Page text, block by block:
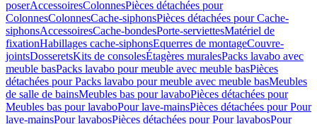
poserAccessoiresColonnesPièces détachées pour
ColonnesColonnesCache-siphonsPièces détachées pour Cache-
siphonsAccessoiresCache-bondesPorte-serviettesMatériel de
fixationHabillages cache-siphonsEquerres de montageCouvre-
jointsDosseretsKits de consolesÉtagères muralesPacks lavabo avec
meuble basPacks lavabo pour meuble avec meuble basPièces
détachées pour Packs lavabo pour meuble avec meuble basMeubles
de salle de bainsMeubles bas pour lavaboPièces détachées pour
Meubles bas pour lavaboPour lave-mainsPièces détachées pour Pour
lave-mainsPour lavabosPièces détachées pour Pour lavabosPour